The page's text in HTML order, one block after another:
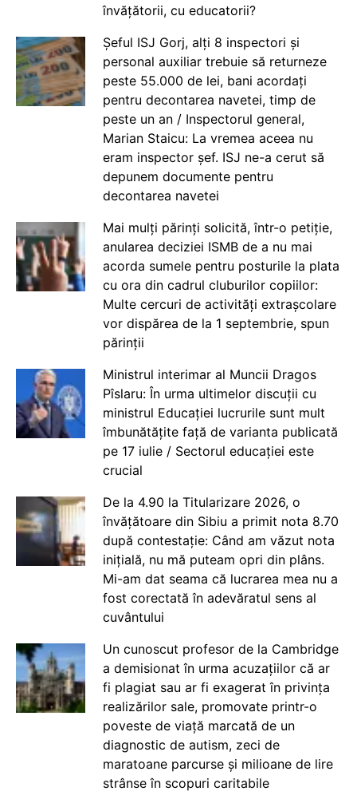
învățătorii, cu educatorii?
Șeful ISJ Gorj, alți 8 inspectori și
personal auxiliar trebuie să returneze
peste 55.000 de lei, bani acordați
pentru decontarea navetei, timp de
peste un an / Inspectorul general,
Marian Staicu: La vremea aceea nu
eram inspector șef. ISJ ne-a cerut să
depunem documente pentru
decontarea navetei
Mai mulți părinți solicită, într-o petiție,
anularea deciziei ISMB de a nu mai
acorda sumele pentru posturile la plata
cu ora din cadrul cluburilor copiilor:
Multe cercuri de activități extrașcolare
vor dispărea de la 1 septembrie, spun
părinții
Ministrul interimar al Muncii Dragos
Pîslaru: În urma ultimelor discuții cu
ministrul Educației lucrurile sunt mult
îmbunătățite față de varianta publicată
pe 17 iulie / Sectorul educației este
crucial
De la 4.90 la Titularizare 2026, o
învățătoare din Sibiu a primit nota 8.70
după contestație: Când am văzut nota
inițială, nu mă puteam opri din plâns.
Mi-am dat seama că lucrarea mea nu a
fost corectată în adevăratul sens al
cuvântului
Un cunoscut profesor de la Cambridge
a demisionat în urma acuzațiilor că ar
fi plagiat sau ar fi exagerat în privința
realizărilor sale, promovate printr-o
poveste de viață marcată de un
diagnostic de autism, zeci de
maratoane parcurse și milioane de lire
strânse în scopuri caritabile